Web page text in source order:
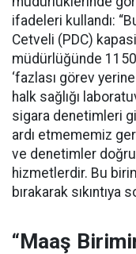
ifadeleri kullandı:
Cetveli (PDC)
müdürlüğünde 1150
‘fazlası görev
halk sağlığı
sigara denetimleri
ardı etmememiz
ve denetimler
hizmetlerdir. Bu
bırakarak sıkıntıya
“Maaş